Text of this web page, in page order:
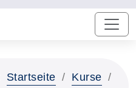
Startseite
Kurse